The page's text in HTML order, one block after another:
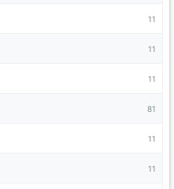
11
11
11
81
11
11